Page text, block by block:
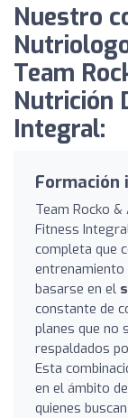
Nuestro
Team
Nutrición
Integral:
Formación
Team Rocko
Fitness
completa que
basarse en el
constante de
planes que no
respaldados
Esta
en el ámbito
quienes